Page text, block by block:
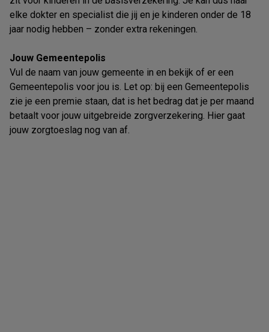
elke dokter en specialist die jij en je kinderen onder de 18
jaar nodig hebben – zonder extra rekeningen.
Jouw Gemeentepolis
Vul de naam van jouw gemeente in en bekijk of er een
Gemeentepolis voor jou is. Let op: bij een Gemeentepolis
zie je een premie staan, dat is het bedrag dat je per maand
betaalt voor jouw uitgebreide zorgverzekering. Hier gaat
jouw zorgtoeslag nog van af.